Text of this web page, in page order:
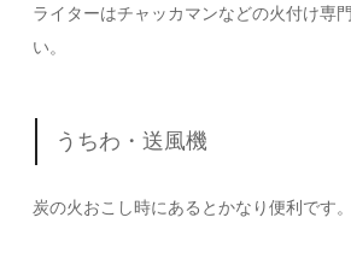
ライターはチャッカマンなどの火付け専
い。
うちわ・送風機
炭の火おこし時にあるとかなり便利です。